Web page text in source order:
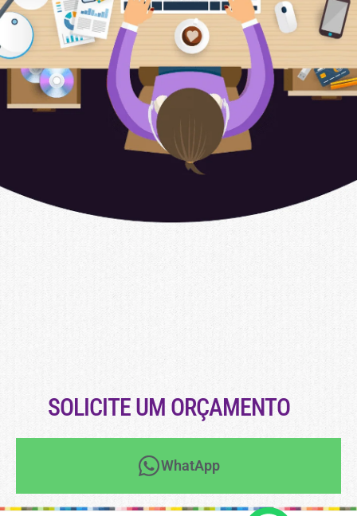
SOLICITE UM ORÇAMENTO
WhatApp